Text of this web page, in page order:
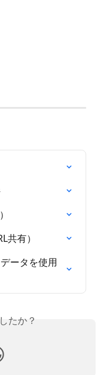
共有）
ータを使用
たか？